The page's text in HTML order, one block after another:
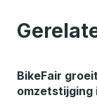
BikeFair
omzetstijging